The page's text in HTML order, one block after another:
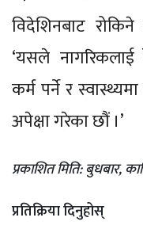
विदेशिनबाट
‘यसले
कर्म पर्ने र
अपेक्षा गरेका छौं ।’
प्रकाशित मिति: बुधबार,
प्रतिक्रिया दिनुहोस्